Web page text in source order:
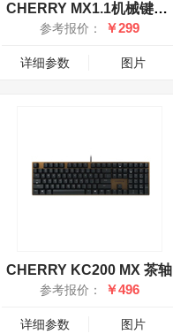
CHERRY MX1.1机械键盘 黑轴
参考报价： ￥299
详细参数 图片
CHERRY KC200 MX 茶轴
参考报价： ￥496
详细参数 图片